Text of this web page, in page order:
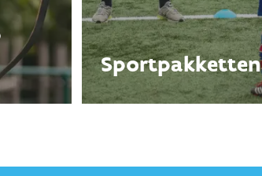
Sportpakketten